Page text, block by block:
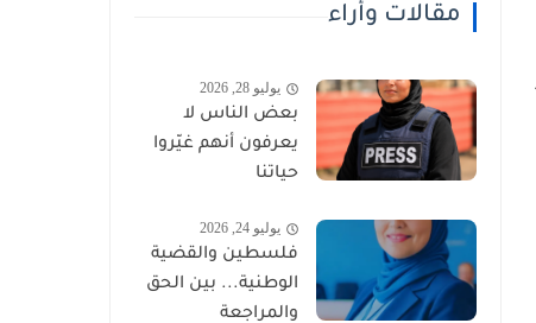
مقالات وأراء
يوليو 28, 2026
بعض الناس لا
يعرفون أنهم غيّروا
حياتنا
يوليو 24, 2026
فلسطين والقضية
الوطنية... بين الحق
والمراجعة